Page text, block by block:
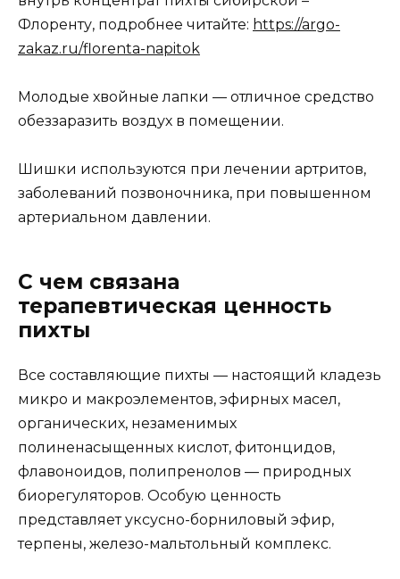
Флоренту, подробнее читайте: https://argo-
zakaz.ru/florenta-napitok
Молодые хвойные лапки — отличное средство
обеззаразить воздух в помещении.
Шишки используются при лечении артритов,
заболеваний позвоночника, при повышенном
артериальном давлении.
С чем связана
терапевтическая ценность
пихты
Все составляющие пихты — настоящий кладезь
микро и макроэлементов, эфирных масел,
органических, незаменимых
полиненасыщенных кислот, фитонцидов,
флавоноидов, полипренолов — природных
биорегуляторов. Особую ценность
представляет уксусно-борниловый эфир,
терпены, железо-мальтольный комплекс.